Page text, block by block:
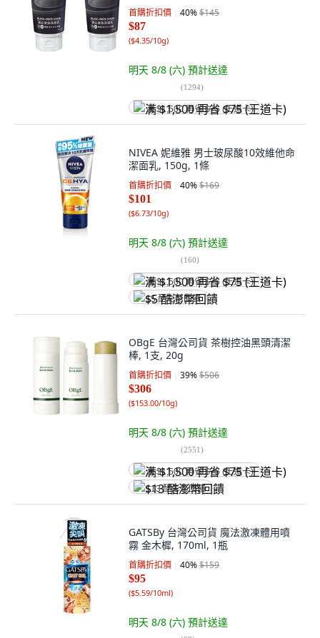
首購折扣價 40%$145
$87
($4.35/10g)
明天 8/8 (六) 預計送達
(1294)
满 $1,500 再省 $75 (王道卡)
NIVEA 妮維雅 男士玻尿酸10效維他命
潔面乳, 150g, 1條
首購折扣價 40%$169
$101
($6.73/10g)
明天 8/8 (六) 預計送達
(160)
满 $1,500 再省 $75 (王道卡)
$5 酷澎幣回饋
OBgE 台灣公司貨 茶樹控油黑頭清潔
棒, 1支, 20g
首購折扣價 39%$506
$306
($153.00/10g)
明天 8/8 (六) 預計送達
(2551)
满 $1,500 再省 $75 (王道卡)
$13 酷澎幣回饋
GATSBy 台灣公司貨 魔法激凍體用噴
霧 金木樨, 170ml, 1瓶
首購折扣價 40%$159
$95
($5.59/10ml)
明天 8/8 (六) 預計送達